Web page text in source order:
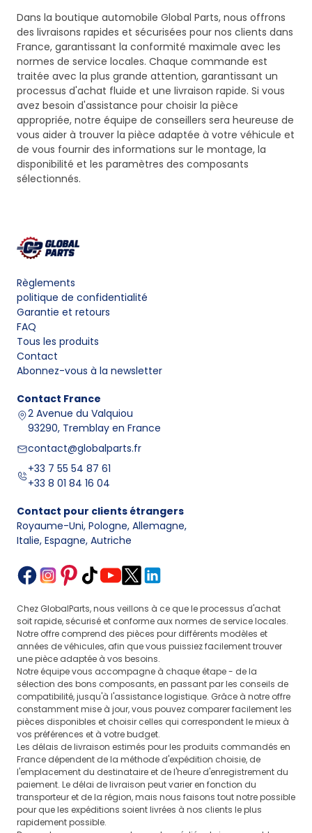
Dans la boutique automobile Global Parts, nous offrons
des livraisons rapides et sécurisées pour nos clients dans
France, garantissant la conformité maximale avec les
normes de service locales. Chaque commande est
traitée avec la plus grande attention, garantissant un
processus d'achat fluide et une livraison rapide. Si vous
avez besoin d'assistance pour choisir la pièce
appropriée, notre équipe de conseillers sera heureuse de
vous aider à trouver la pièce adaptée à votre véhicule et
de vous fournir des informations sur le montage, la
disponibilité et les paramètres des composants
sélectionnés.
Règlements
politique de confidentialité
Garantie et retours
FAQ
Tous les produits
Contact
Abonnez-vous à la newsletter
Contact France
2 Avenue du Valquiou
93290, Tremblay en France
contact@globalparts.fr
+33 7 55 54 87 61
+33 8 01 84 16 04
Contact pour clients étrangers
Royaume-Uni, Pologne, Allemagne,
Italie, Espagne, Autriche
Chez GlobalParts, nous veillons à ce que le processus d'achat
soit rapide, sécurisé et conforme aux normes de service locales.
Notre offre comprend des pièces pour différents modèles et
années de véhicules, afin que vous puissiez facilement trouver
une pièce adaptée à vos besoins.
Notre équipe vous accompagne à chaque étape - de la
sélection des bons composants, en passant par les conseils de
compatibilité, jusqu'à l'assistance logistique. Grâce à notre offre
constamment mise à jour, vous pouvez comparer facilement les
pièces disponibles et choisir celles qui correspondent le mieux à
vos préférences et à votre budget.
Les délais de livraison estimés pour les produits commandés en
France dépendent de la méthode d'expédition choisie, de
l'emplacement du destinataire et de l'heure d'enregistrement du
paiement. Le délai de livraison peut varier en fonction du
transporteur et de la région, mais nous faisons tout notre possible
pour que les expéditions soient livrées à nos clients le plus
rapidement possible.